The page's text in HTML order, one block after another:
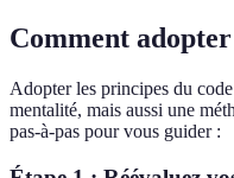
Comment
Adopter les principes du
mentalité, mais aussi une
pas-à-pas pour vous guider :